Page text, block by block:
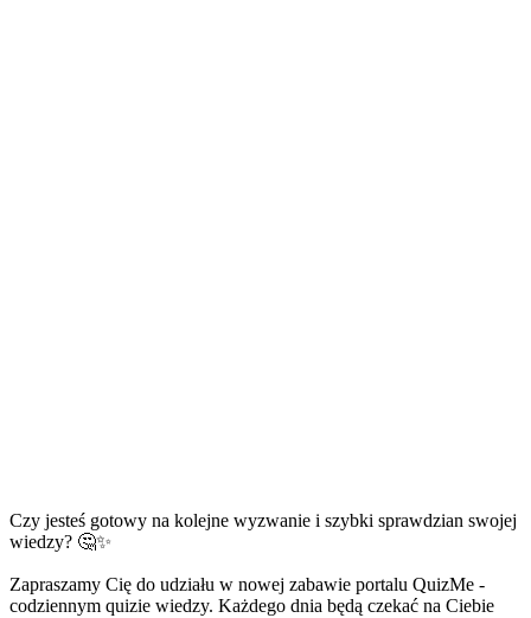
Czy jesteś gotowy na kolejne wyzwanie i szybki sprawdzian swojej
wiedzy? 🤔✨
Zapraszamy Cię do udziału w nowej zabawie portalu QuizMe -
codziennym quizie wiedzy. Każdego dnia będą czekać na Ciebie